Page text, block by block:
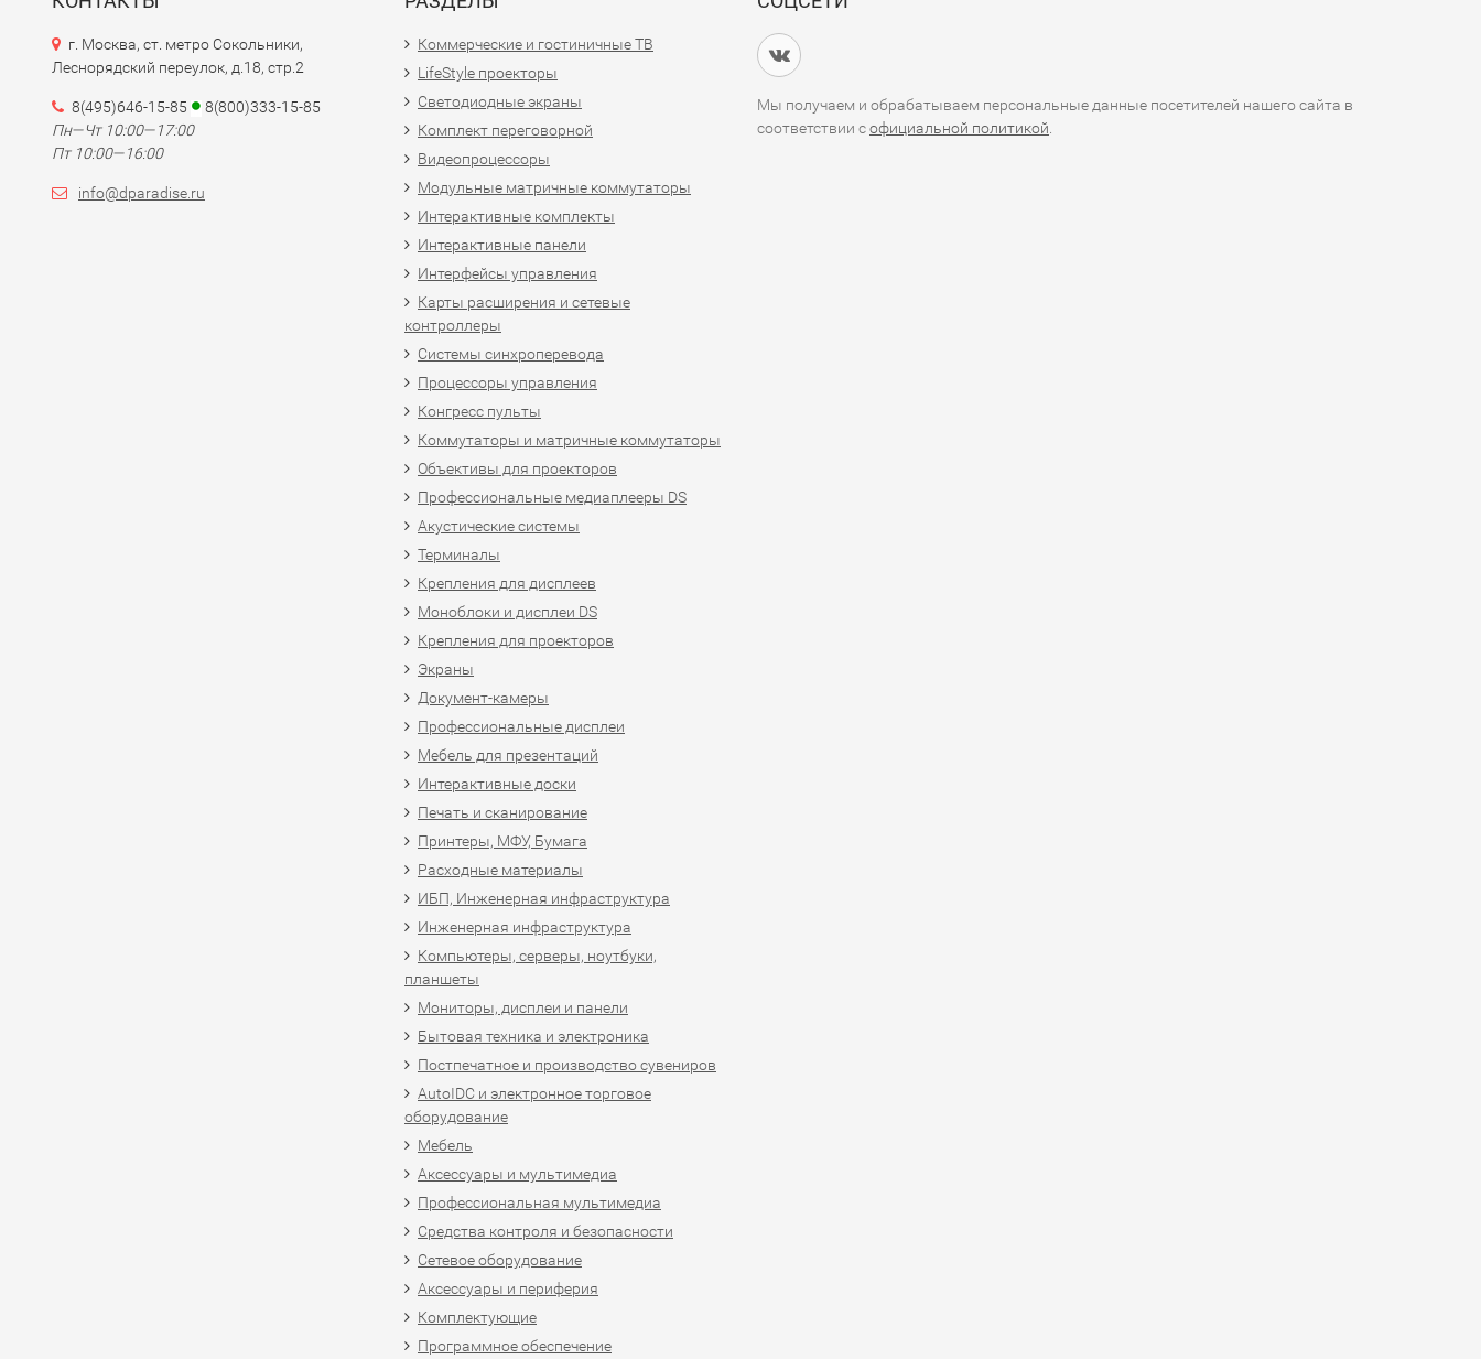
г. Москва, ст. метро Сокольники,
Леснорядский переулок, д.18, стр.2
8(495)646-15-85
8(800)333-15-85
Пн—Чт 10:00—17:00
Пт 10:00—16:00
info@dparadise.ru
Коммерческие и гостиничные ТВ
LifeStyle проекторы
Светодиодные экраны
Комплект переговорной
Видеопроцессоры
Модульные матричные коммутаторы
Интерактивные комплекты
Интерактивные панели
Интерфейсы управления
Карты расширения и сетевые
контроллеры
Системы синхроперевода
Процессоры управления
Конгресс пульты
Коммутаторы и матричные коммутаторы
Объективы для проекторов
Профессиональные медиаплееры DS
Акустические системы
Терминалы
Крепления для дисплеев
Моноблоки и дисплеи DS
Крепления для проекторов
Экраны
Документ-камеры
Профессиональные дисплеи
Мебель для презентаций
Интерактивные доски
Печать и сканирование
Принтеры, МФУ, Бумага
Расходные материалы
ИБП, Инженерная инфраструктура
Инженерная инфраструктура
Компьютеры, серверы, ноутбуки,
планшеты
Мониторы, дисплеи и панели
Бытовая техника и электроника
Постпечатное и производство сувениров
AutoIDC и электронное торговое
оборудование
Мебель
Аксессуары и мультимедиа
Профессиональная мультимедиа
Средства контроля и безопасности
Сетевое оборудование
Аксессуары и периферия
Комплектующие
Программное обеспечение
Мы получаем и обрабатываем персональные данные посетителей нашего сайта в
соответствии софициальной политикой